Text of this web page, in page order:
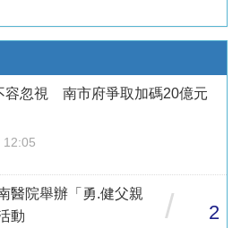
容忽視 南市府爭取加碼20億元
12:05
醫院舉辦「勇.健父親
動
/ 2